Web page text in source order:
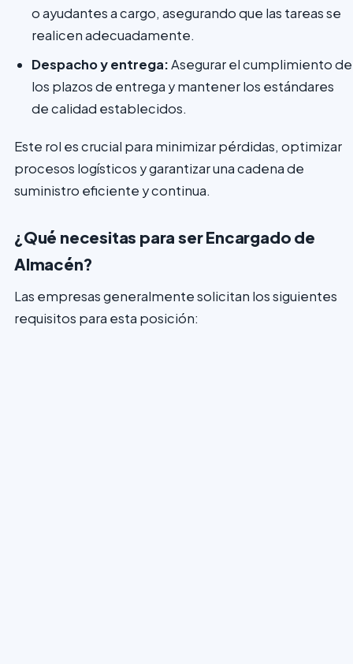
o ayudantes a cargo, asegurando que las tareas se
realicen adecuadamente.
Despacho y entrega:Asegurar el cumplimiento de
los plazos de entrega y mantener los estándares
de calidad establecidos.
Este rol es crucial para minimizar pérdidas, optimizar
procesos logísticos y garantizar una cadena de
suministro eficiente y continua.
¿Qué necesitas para ser Encargado de
Almacén?
Las empresas generalmente solicitan los siguientes
requisitos para esta posición: